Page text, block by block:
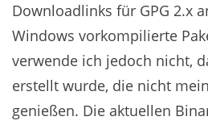
Downloadlinks für GPG 2.x
Windows vorkompilierte
verwende ich jedoch nicht,
erstellt wurde, die nicht
genießen. Die aktuellen